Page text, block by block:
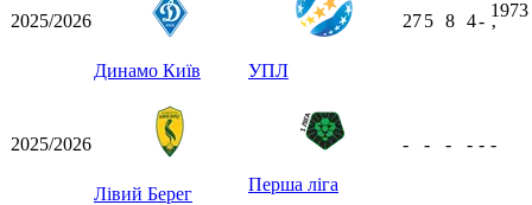
2025/2026
Динамо Київ УПЛ
275 8 4-
1973
ʼ
2025/2026
Лівий Берег Перша ліга
- - - - - -